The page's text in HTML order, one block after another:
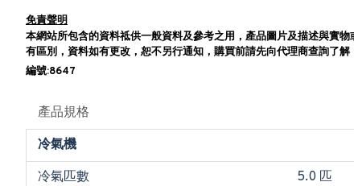
免責聲明
本網站所包含的資料祗供一般資料及參考之用，產品圖片及描述與實物
有區別，資料如有更改，恕不另行通知，購買前請先向代理商查詢了解
編號:8647
產品規格
冷氣機
冷氣匹數
5.0 匹